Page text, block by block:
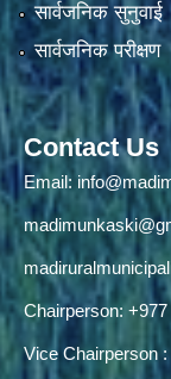
सार्वजनिक सुनुवाई
सार्वजनिक परीक्षण
Contact Us
Email:
Chairperson:
Vice Chairperson